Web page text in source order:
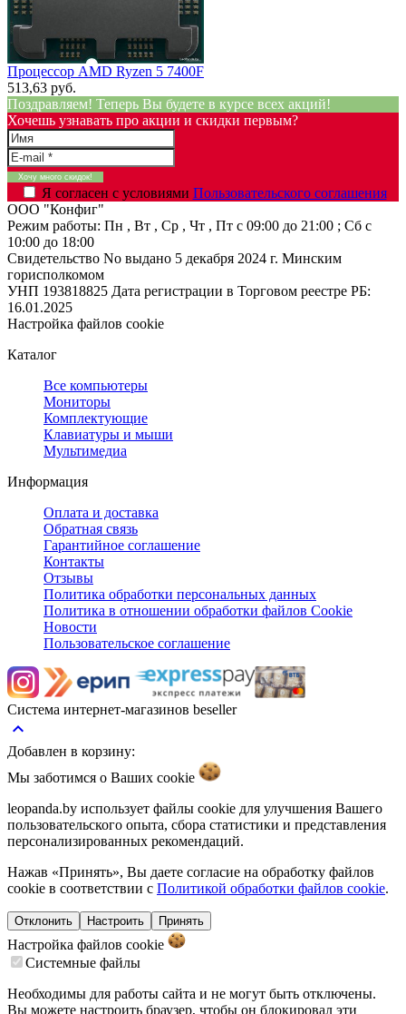
Процессор AMD Ryzen 5 7400F
513,63 руб.
Поздравляем! Теперь Вы будете в курсе всех акций!
Хочешь узнавать про акции и скидки первым?
Я согласен с условиями Пользовательского соглашения
ООО "Конфиг"
Режим работы: Пн , Вт , Ср , Чт , Пт c 09:00 до 21:00 ; Сб c
10:00 до 18:00
Свидетельство No выдано 5 декабря 2024 г. Минским
горисполкомом
УНП 193818825 Дата регистрации в Торговом реестре РБ:
16.01.2025
Настройка файлов cookie
Каталог
Все компьютеры
Мониторы
Комплектующие
Клавиатуры и мыши
Мультимедиа
Информация
Оплата и доставка
Обратная связь
Гарантийное соглашение
Контакты
Отзывы
Политика обработки персональных данных
Политика в отношении обработки файлов Cookie
Новости
Пользовательское соглашение
Система интернет-магазинов beseller
keyboard_arrow_up
Добавлен в корзину:
Мы заботимся о Ваших cookie
leopanda.by использует файлы cookie для улучшения Вашего
пользовательского опыта, сбора статистики и представления
персонализированных рекомендаций.
Нажав «Принять», Вы даете согласие на обработку файлов
cookie в соответствии с Политикой обработки файлов cookie.
Отклонить Настроить Принять
Настройка файлов cookie
Системные файлы
Необходимы для работы сайта и не могут быть отключены.
Вы можете настроить браузер, чтобы он блокировал эти